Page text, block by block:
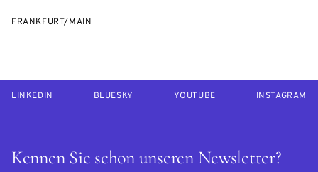
FRANKFURT/MAIN
Kennen Sie schon unseren Newsletter?
LINKEDIN BLUESKY YOUTUBE INSTAGRAM